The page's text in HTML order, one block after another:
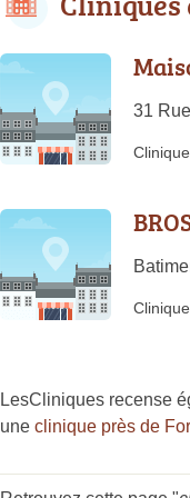
31
Clinique
Clinique
LesCliniques recense
une clinique près de